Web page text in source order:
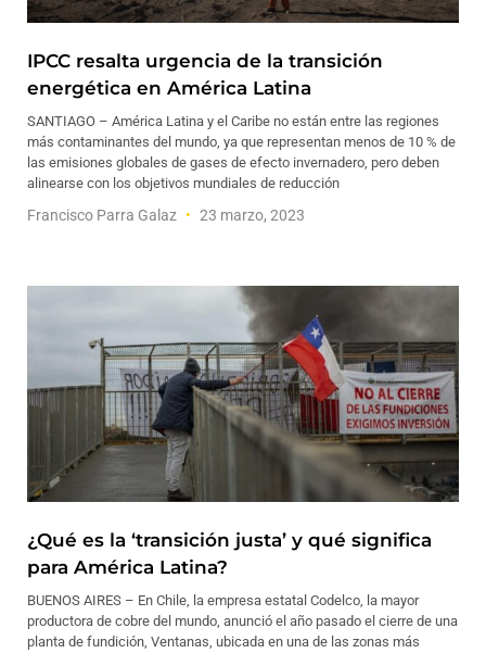
IPCC resalta urgencia de la transición
energética en América Latina
SANTIAGO – América Latina y el Caribe no están entre las regiones
más contaminantes del mundo, ya que representan menos de 10 % de
las emisiones globales de gases de efecto invernadero, pero deben
alinearse con los objetivos mundiales de reducción
Francisco Parra Galaz 23 marzo, 2023
¿Qué es la ‘transición justa’ y qué significa
para América Latina?
BUENOS AIRES – En Chile, la empresa estatal Codelco, la mayor
productora de cobre del mundo, anunció el año pasado el cierre de una
planta de fundición, Ventanas, ubicada en una de las zonas más